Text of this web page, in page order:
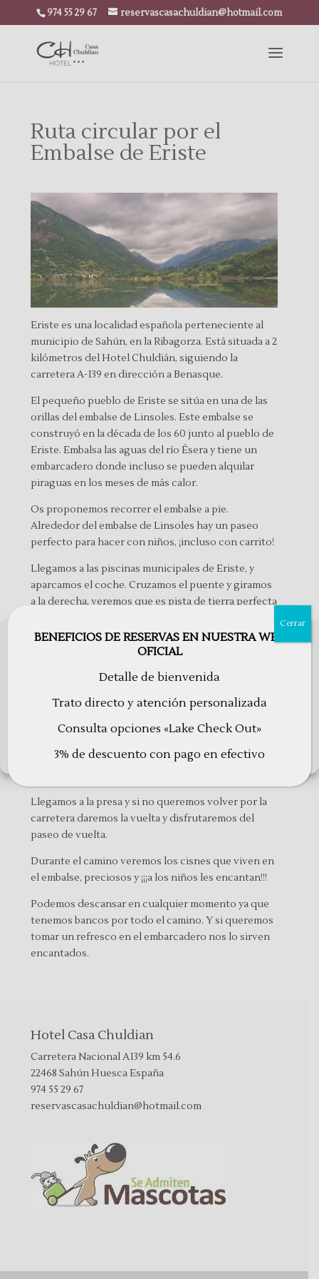
Utilizamos cookies para optimizar nuestro sitio web y nuestro servicio.
RECHAZAR
Configuraciones
Política de cookiesPolítica de PrivacidadAvisos Legales
974 55 29 67 reservascasachuldian@hotmail.com
Ruta circular por el
Embalse de Eriste
Eriste es una localidad española perteneciente al
municipio de Sahún, en la Ribagorza. Está situada a 2
kilómetros del Hotel Chuldián, siguiendo la
carretera A-139 en dirección a Benasque.
El pequeño pueblo de Eriste se sitúa en una de las
orillas del embalse de Linsoles. Este embalse se
construyó en la década de los 60 junto al pueblo de
Eriste. Embalsa las aguas del río Ésera y tiene un
embarcadero donde incluso se pueden alquilar
piraguas en los meses de más calor.
Os proponemos recorrer el embalse a pie.
Alrededor del embalse de Linsoles hay un paseo
perfecto para hacer con niños, ¡incluso con carrito!
Llegamos a las piscinas municipales de Eriste, y
aparcamos el coche. Cruzamos el puente y giramos
a la derecha, veremos que es pista de tierra perfecta
encontramos el embarcadero que comentábamos
unas líneas atrás, donde podemos
sentir la vegetación y el verde de los campos y el
contraste del agua al otro lado. A mitad de camino,
montañas, altas, muy altas, podemos hacer la mejor
Llegamos a la presa y si no queremos volver por la
carretera daremos la vuelta y disfrutaremos del
paseo de vuelta.
Durante el camino veremos los cisnes que viven en
el embalse, preciosos y ¡¡¡a los niños les encantan!!!
Podemos descansar en cualquier momento ya que
tenemos bancos por todo el camino. Y si queremos
tomar un refresco en el embarcadero nos lo sirven
encantados.
Hotel Casa Chuldian
Carretera Nacional A139 km 54.6
22468 Sahún Huesca España
974 55 29 67
reservascasachuldian@hotmail.com
BENEFICIOS DE RESERVAS EN NUESTRA WEB
OFICIAL
Detalle de bienvenida
Trato directo y atención personalizada
Consulta opciones «Lake Check Out»
3% de descuento con pago en efectivo
Cerrar